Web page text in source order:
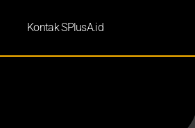
Kontak SPlusA.id